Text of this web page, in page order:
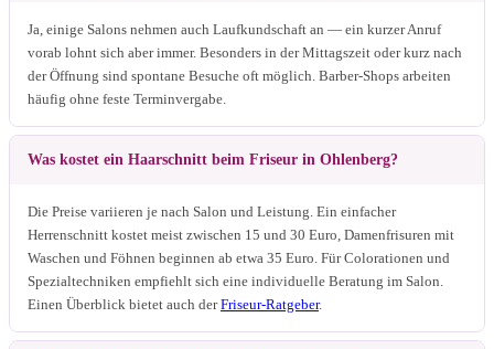
Ja, einige Salons nehmen auch Laufkundschaft an — ein kurzer Anruf
vorab lohnt sich aber immer. Besonders in der Mittagszeit oder kurz nach
der Öffnung sind spontane Besuche oft möglich. Barber-Shops arbeiten
häufig ohne feste Terminvergabe.
Was kostet ein Haarschnitt beim Friseur in Ohlenberg?
Die Preise variieren je nach Salon und Leistung. Ein einfacher
Herrenschnitt kostet meist zwischen 15 und 30 Euro, Damenfrisuren mit
Waschen und Föhnen beginnen ab etwa 35 Euro. Für Colorationen und
Spezialtechniken empfiehlt sich eine individuelle Beratung im Salon.
Einen Überblick bietet auch derFriseur-Ratgeber.